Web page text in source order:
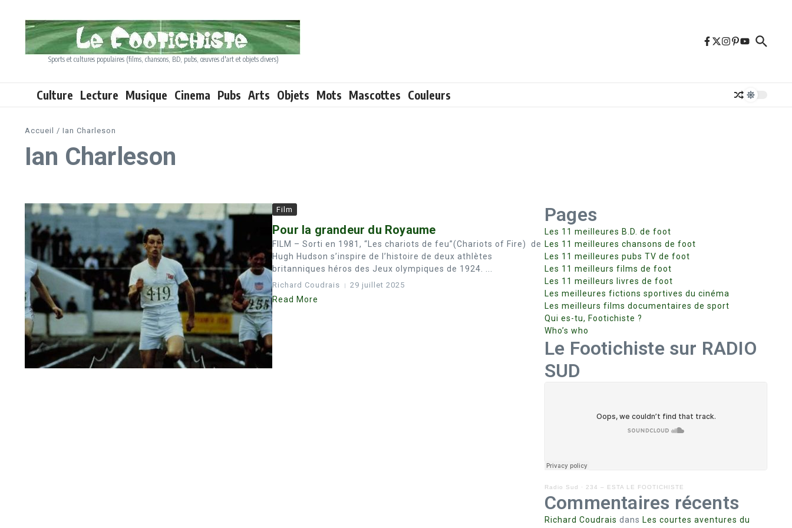
Sports et cultures populaires (films, chansons, BD, pubs, œuvres d'art et objets divers)
Culture Lecture Musique Cinema Pubs Arts Objets Mots Mascottes Couleurs
Accueil / Ian Charleson
Ian Charleson
Film
Pour la grandeur du Royaume
FILM – Sorti en 1981, “Les chariots de feu”(Chariots of Fire) de
Hugh Hudson s’inspire de l’histoire de deux athlètes
britanniques héros des Jeux olympiques de 1924. ...
Richard Coudrais 29 juillet 2025
Read More
Pages
Les 11 meilleures B.D. de foot
Les 11 meilleures chansons de foot
Les 11 meilleures pubs TV de foot
Les 11 meilleurs films de foot
Les 11 meilleurs livres de foot
Les meilleures fictions sportives du cinéma
Les meilleurs films documentaires de sport
Qui es-tu, Footichiste ?
Who’s who
Le Footichiste sur RADIO
SUD
Radio Sud · 234 – ESTA LE FOOTICHISTE
Commentaires récents
Richard Coudrais dans Les courtes aventures du